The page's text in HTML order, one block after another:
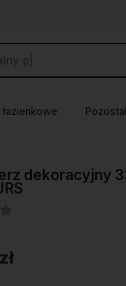
Wybierz
oferty lub
dekoracyjny